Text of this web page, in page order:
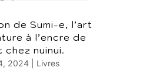
de Sumi-e, l’art
à l’encre de
chez nuinui.
2024| Livres